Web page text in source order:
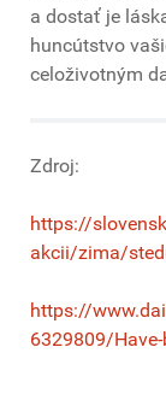
a dostať je
huncútstvo
celoživotným
Zdroj:
https://
akcii/zima/
https://
6329809/